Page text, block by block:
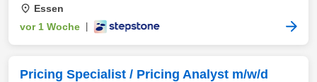
Essen
vor 1 Woche
Pricing Specialist / Pricing Analyst m/w/d